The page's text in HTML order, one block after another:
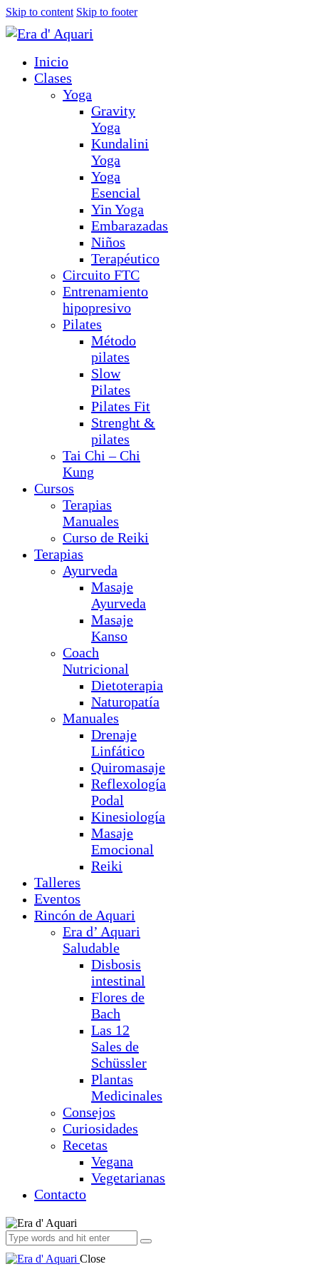
Skip to content Skip to footer
Inicio
Clases
Yoga
Gravity
Yoga
Kundalini
Yoga
Yoga
Esencial
Yin Yoga
Embarazadas
Niños
Terapéutico
Circuito FTC
Entrenamiento
hipopresivo
Pilates
Método
pilates
Slow
Pilates
Pilates Fit
Strenght &
pilates
Tai Chi – Chi
Kung
Cursos
Terapias
Manuales
Curso de Reiki
Terapias
Ayurveda
Masaje
Ayurveda
Masaje
Kanso
Coach
Nutricional
Dietoterapia
Naturopatía
Manuales
Drenaje
Linfático
Quiromasaje
Reflexología
Podal
Kinesiología
Masaje
Emocional
Reiki
Talleres
Eventos
Rincón de Aquari
Era d’ Aquari
Saludable
Disbosis
intestinal
Flores de
Bach
Las 12
Sales de
Schüssler
Plantas
Medicinales
Consejos
Curiosidades
Recetas
Vegana
Vegetarianas
Contacto
Close